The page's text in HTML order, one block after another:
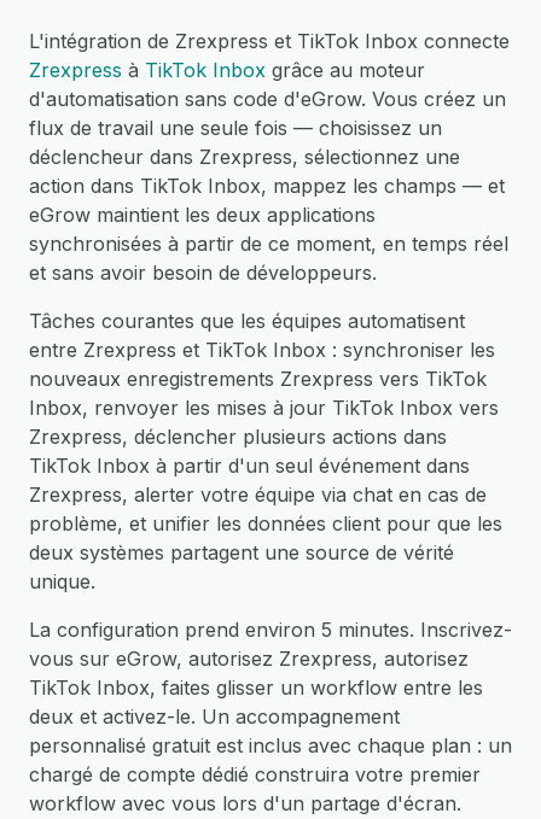
L'intégration de Zrexpress et TikTok Inbox connecte
Zrexpress à TikTok Inbox grâce au moteur
d'automatisation sans code d'eGrow. Vous créez un
flux de travail une seule fois — choisissez un
déclencheur dans Zrexpress, sélectionnez une
action dans TikTok Inbox, mappez les champs — et
eGrow maintient les deux applications
synchronisées à partir de ce moment, en temps réel
et sans avoir besoin de développeurs.
Tâches courantes que les équipes automatisent
entre Zrexpress et TikTok Inbox : synchroniser les
nouveaux enregistrements Zrexpress vers TikTok
Inbox, renvoyer les mises à jour TikTok Inbox vers
Zrexpress, déclencher plusieurs actions dans
TikTok Inbox à partir d'un seul événement dans
Zrexpress, alerter votre équipe via chat en cas de
problème, et unifier les données client pour que les
deux systèmes partagent une source de vérité
unique.
La configuration prend environ 5 minutes. Inscrivez-
vous sur eGrow, autorisez Zrexpress, autorisez
TikTok Inbox, faites glisser un workflow entre les
deux et activez-le. Un accompagnement
personnalisé gratuit est inclus avec chaque plan : un
chargé de compte dédié construira votre premier
workflow avec vous lors d'un partage d'écran.